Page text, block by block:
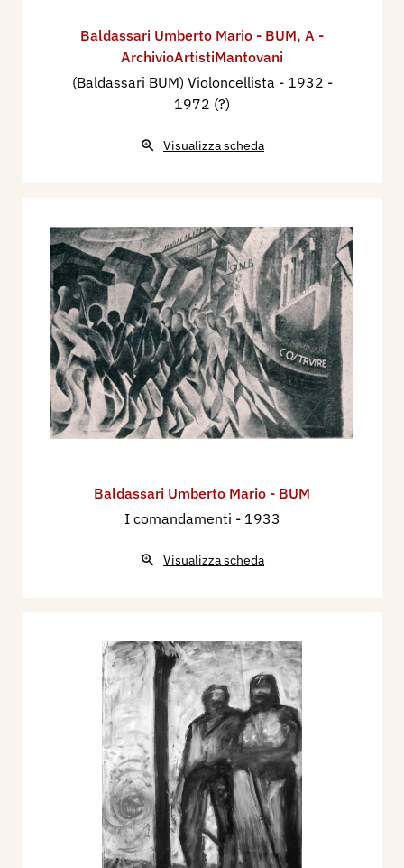
Baldassari Umberto Mario - BUM, A -
ArchivioArtistiMantovani
(Baldassari BUM) Violoncellista - 1932 -
1972 (?)
Visualizza scheda
Baldassari Umberto Mario - BUM
I comandamenti - 1933
Visualizza scheda